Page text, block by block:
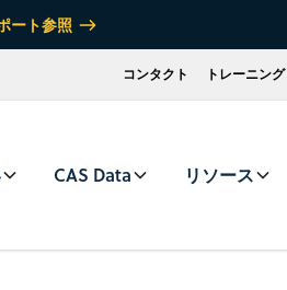
ート参照
コンタクト トレーニング
CAS Data リソース